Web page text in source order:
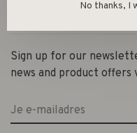
Contact en
Sign up for our
news and product offers
No thanks, I